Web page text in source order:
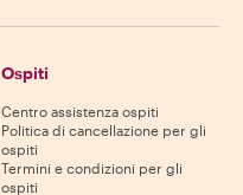
Ospiti
Centro assistenza ospiti
Politica di cancellazione per gli
ospiti
Termini e condizioni per gli
ospiti